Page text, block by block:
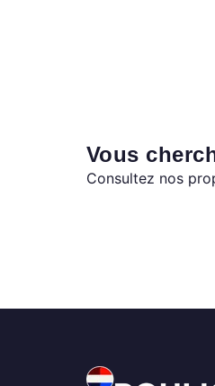
Vous
Consultez nos